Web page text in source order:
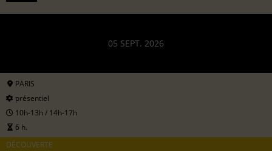
05 SEPT. 2026
PARIS
présentiel
10h-13h / 14h-17h
6 h.
DÉCOUVERTE